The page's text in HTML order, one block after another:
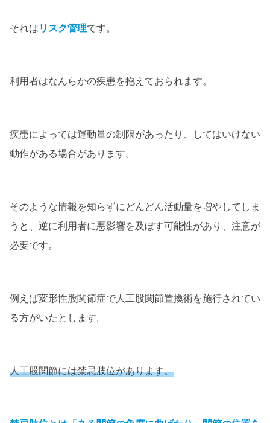
それは リスク管理です。
利用者はなんらかの疾患を抱えておられます。
疾患によっては運動量の制限があったり、してはいけない
動作がある場合があります。
そのような情報を知らずにどんどん活動量を増やしてしま
うと、逆に利用者に悪影響を及ぼす可能性があり、注意が
必要です。
例えば変形性股関節症で人工股関節置換術を施行されてい
る方がいたとします。
人工股関節には禁忌肢位があります。